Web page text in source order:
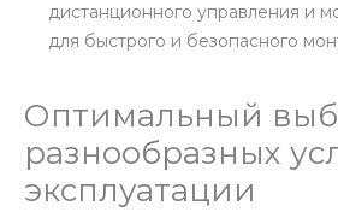
дистанционного управления и
для быстрого и безопасного
Оптимальный
разнообразных
эксплуатации